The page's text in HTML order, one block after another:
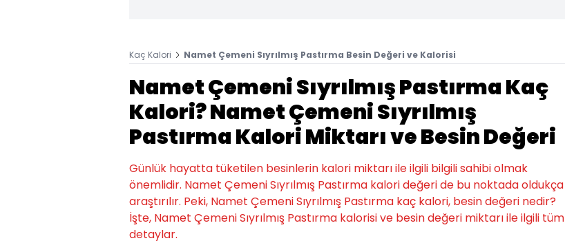
Kaç Kalori Namet Çemeni Sıyrılmış Pastırma Besin Değeri ve Kalorisi
Namet Çemeni Sıyrılmış Pastırma Kaç
Kalori? Namet Çemeni Sıyrılmış
Pastırma Kalori Miktarı ve Besin Değeri
Günlük hayatta tüketilen besinlerin kalori miktarı ile ilgili bilgili sahibi olmak
önemlidir. Namet Çemeni Sıyrılmış Pastırma kalori değeri de bu noktada oldukça
araştırılır. Peki, Namet Çemeni Sıyrılmış Pastırma kaç kalori, besin değeri nedir?
İşte, Namet Çemeni Sıyrılmış Pastırma kalorisi ve besin değeri miktarı ile ilgili tüm
detaylar.